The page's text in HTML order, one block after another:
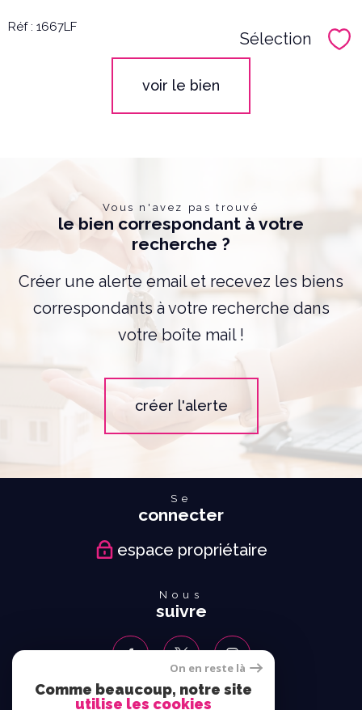
Réf : 1667LF
Sélection
voir le bien
Vous n'avez pas trouvé
le bien correspondant à votre
recherche ?
Créer une alerte email et recevez les biens
correspondants à votre recherche dans
votre boîte mail !
créer l'alerte
Se
connecter
espace propriétaire
Nous
suivre
Nous
On en reste là
Comme beaucoup, notre site
utilise les cookies